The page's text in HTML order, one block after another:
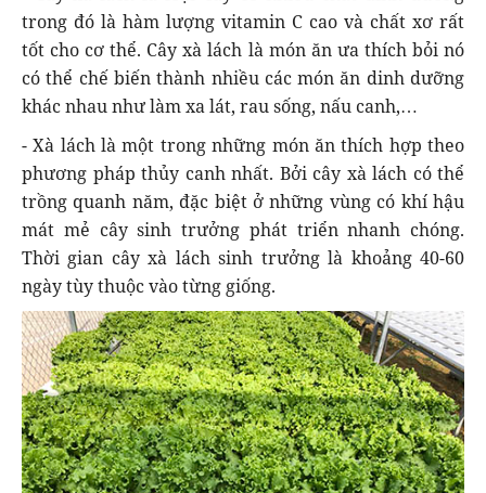
trong đó là hàm lượng vitamin C cao và chất xơ rất
tốt cho cơ thể. Cây xà lách là món ăn ưa thích bỏi nó
có thể chế biến thành nhiều các món ăn dinh dưỡng
khác nhau như làm xa lát, rau sống, nấu canh,…
- Xà lách là một trong những món ăn thích hợp theo
phương pháp thủy canh nhất. Bởi cây xà lách có thể
trồng quanh năm, đặc biệt ở những vùng có khí hậu
mát mẻ cây sinh trưởng phát triển nhanh chóng.
Thời gian cây xà lách sinh trưởng là khoảng 40-60
ngày tùy thuộc vào từng giống.